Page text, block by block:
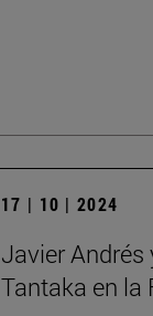
17 | 10 | 2024
Javier Andrés
Tantaka en la